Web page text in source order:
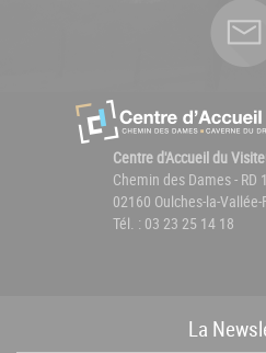
Centre d'Accueil du
Chemin des Dames - RD
02160 Oulches-la-
Tél. : 03 23 25 14 18
La News